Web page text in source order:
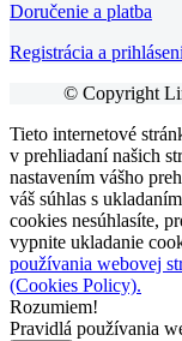
Doručenie a platba
Registrácia a
© Copyright
Tieto internetové
v prehliadaní našich
nastavením vášho
váš súhlas s
cookies nesúhlasíte,
vypnite ukladanie
používania webovej
(Cookies Policy).
Rozumiem!
Pravidlá používania